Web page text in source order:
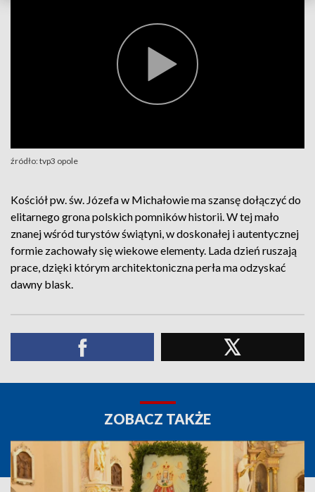
źródło: tvp3 opole
Kościół pw. św. Józefa w Michałowie ma szansę dołączyć do
elitarnego grona polskich pomników historii. W tej mało
znanej wśród turystów świątyni, w doskonałej i autentycznej
formie zachowały się wiekowe elementy. Lada dzień ruszają
prace, dzięki którym architektoniczna perła ma odzyskać
dawny blask.
ZOBACZ TAKŻE